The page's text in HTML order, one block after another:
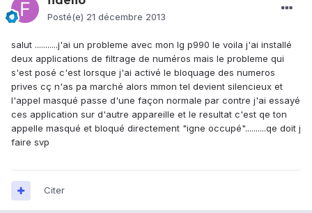
Posté(e) 21 décembre 2013
salut ...........j'ai un probleme avec mon lg p990 le voila j'ai installé
deux applications de filtrage de numéros mais le probleme qui
s'est posé c'est lorsque j'ai activé le bloquage des numeros
prives cç n'as pa marché alors mmon tel devient silencieux et
l'appel masqué passe d'une façon normale par contre j'ai essayé
ces application sur d'autre appareille et le resultat c'est qe ton
appelle masqué et bloqué directement "igne occupé"..........qe doit j
faire svp
Citer